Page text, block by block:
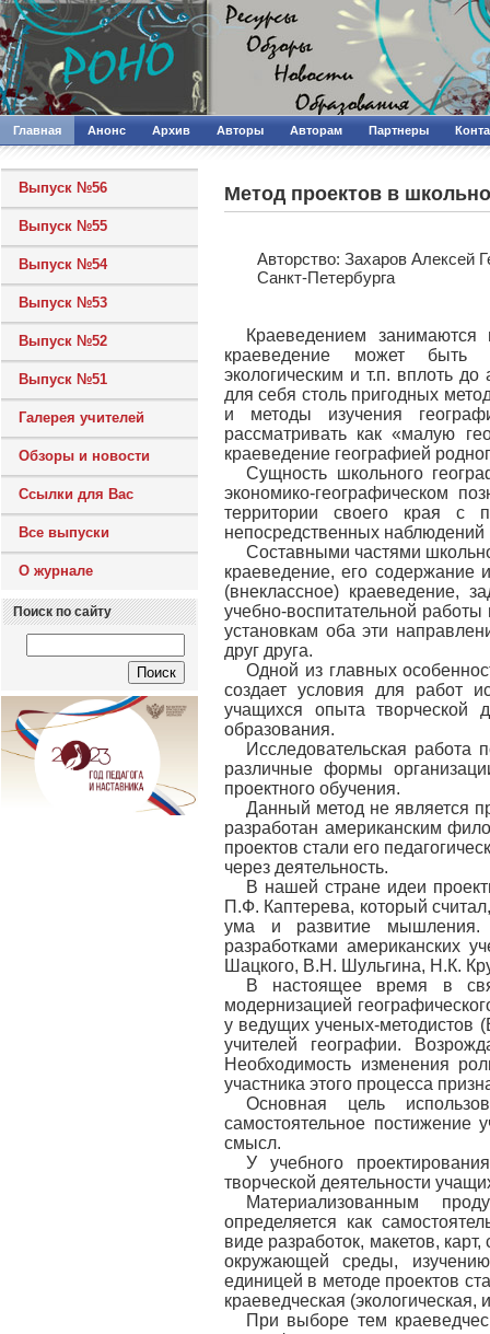
Главная Анонс Архив Авторы Авторам Партнеры
Выпуск №56
Выпуск №55
Выпуск №54
Выпуск №53
Выпуск №52
Выпуск №51
Галерея учителей
Обзоры и новости
Ссылки для Вас
Все выпуски
О журнале
Поиск по сайту
Метод проектов в
Авторcтво: Захаров Алексей
Санкт-Петербурга
Краеведением занимаются
краеведение может быть
экологическим и т.п. вплоть
для себя столь пригодных
и методы изучения
рассматривать как «малую
краеведение географией
Сущность школьного
экономико-географическом
территории своего края с
непосредственных наблюдений
Составными частями
краеведение, его содержание
(внеклассное) краеведение,
учебно-воспитательной
установкам оба эти
друг друга.
Одной из главных
создает условия для работ
учащихся опыта творческой
образования.
Исследовательская работа
различные формы
проектного обучения.
Данный метод не является
разработан американским
проектов стали его
через деятельность.
В нашей стране идеи
П.Ф. Каптерева, который
ума и развитие мышления.
разработками американских
Шацкого, В.Н. Шульгина, Н.К.
В настоящее время в
модернизацией
у ведущих ученых-
учителей географии.
Необходимость изменения
участника этого процесса
Основная цель
самостоятельное
смысл.
У учебного
творческой деятельности
Материализованным
определяется как
виде разработок, макетов,
окружающей среды,
единицей в методе проектов
краеведческая
При выборе тем